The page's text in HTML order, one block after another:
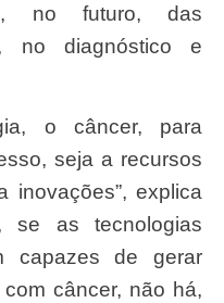
no futuro, das
no diagnóstico e
seja a recursos
inovações”, explica
se as tecnologias
capazes de gerar
câncer, não há,